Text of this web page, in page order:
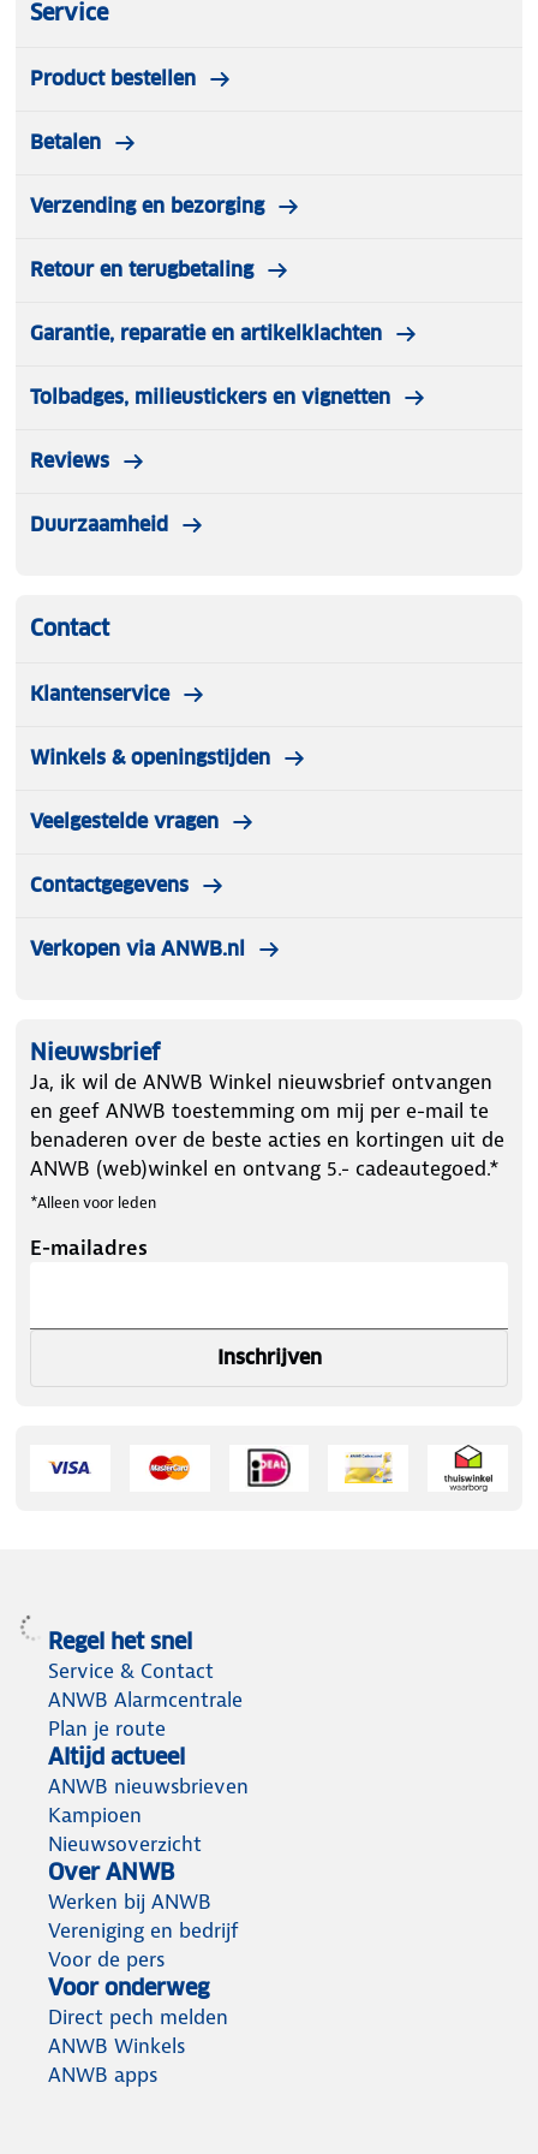
Service
Product bestellen
Betalen
Verzending en bezorging
Retour en terugbetaling
Garantie, reparatie en artikelklachten
Tolbadges, milieustickers en vignetten
Reviews
Duurzaamheid
Contact
Klantenservice
Winkels & openingstijden
Veelgestelde vragen
Contactgegevens
Verkopen via ANWB.nl
Nieuwsbrief
Ja, ik wil de ANWB Winkel nieuwsbrief ontvangen
en geef ANWB toestemming om mij per e-mail te
benaderen over de beste acties en kortingen uit de
ANWB (web)winkel en ontvang 5.- cadeautegoed.*
*Alleen voor leden
E-mailadres
Inschrijven
Regel het snel
Service & Contact
ANWB Alarmcentrale
Plan je route
Altijd actueel
ANWB nieuwsbrieven
Kampioen
Nieuwsoverzicht
Over ANWB
Werken bij ANWB
Vereniging en bedrijf
Voor de pers
Voor onderweg
Direct pech melden
ANWB Winkels
ANWB apps